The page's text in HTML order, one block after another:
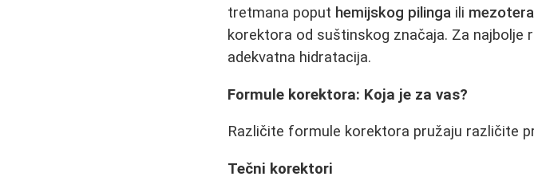
tretmana poput hemijskog pilinga ili
korektora od suštinskog značaja. Za najbolje
adekvatna hidratacija.
Formule korektora: Koja je za vas?
Različite formule korektora pružaju različite
Tečni korektori